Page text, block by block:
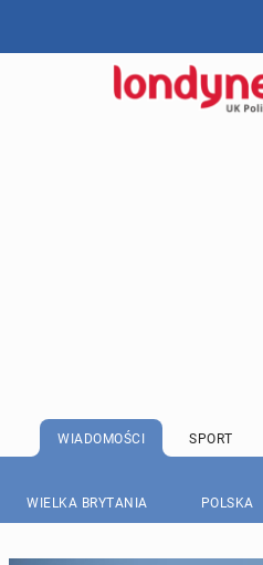
WIADOMOŚCI SPORT
WIELKA BRYTANIA POLSKA